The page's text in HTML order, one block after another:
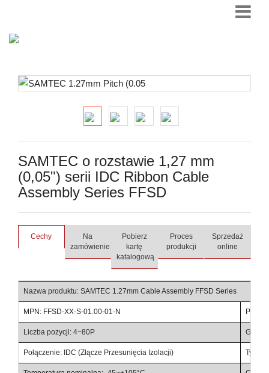
SAMTEC o rozstawie 1,27 mm
(0,05") serii IDC Ribbon Cable
Assembly Series FFSD
Cechy
Na
zamówienie
Pobierz
kartę
katalogową
Proces
produkcji
Sprzedaż
online
Nazwa produktu: SAMTEC 1.27mm Cable Assembly FFSD Series
MPN: FFSD-XX-S-01.00-01-N
Liczba pozycji: 4~80P
Połączenie: IDC (Złącze Przesunięcia Izolacji) Typ: